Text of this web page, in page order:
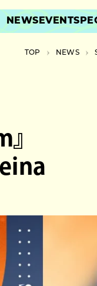
NEWS EVENT
TOP NEWS